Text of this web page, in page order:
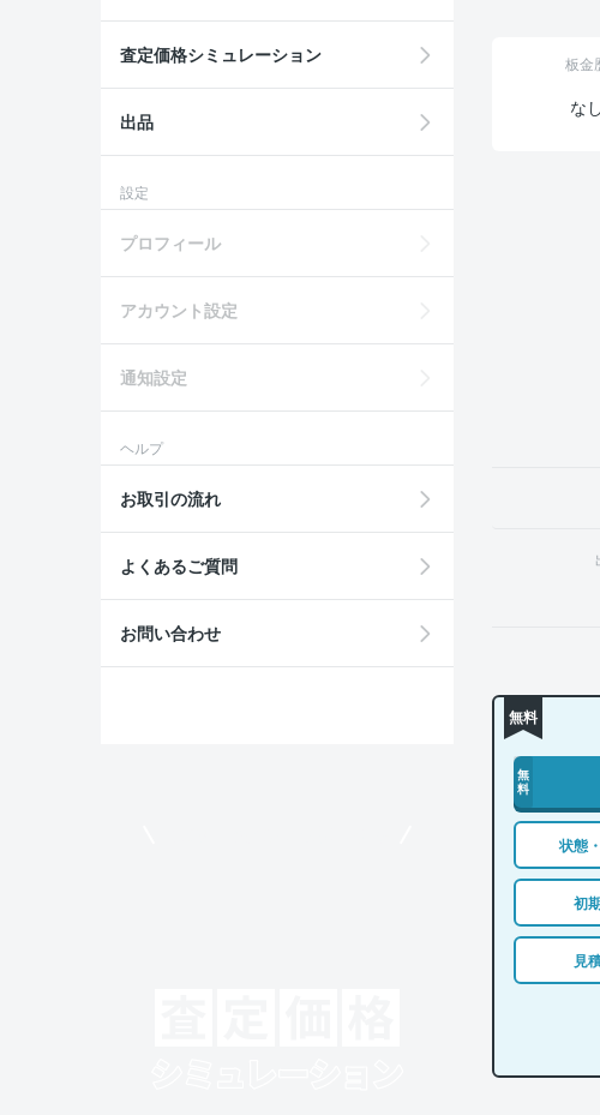
板金
なし
無料
無
料
状態
初
見
査定価格シミュレーション
出品
設定
プロフィール
アカウント設定
通知設定
ヘルプ
お取引の流れ
よくあるご質問
お問い合わせ